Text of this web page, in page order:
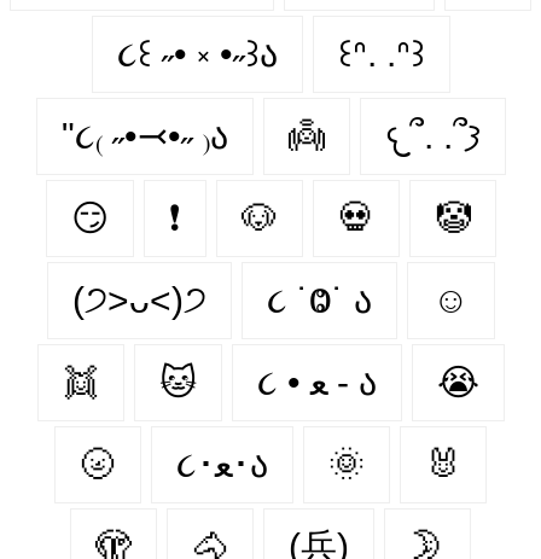
૮꒰ ˶• ༝ •˶꒱ა ꒰ᐢ. .ᐢ꒱
"૮₍ ˶•⤙•˶ ₎ა 👼 𐔌՞. .՞𐦯
😏 ❗ 🐶 💀 🤡
(੭˃ᴗ˂)੭ ૮ ˙Ⱉ˙ ა ☺
👯‍ 🐱 ૮ • ﻌ - ა 😭
🌝 ૮･ﻌ･ა 🌞 🐰
🫣 🐴 (兵) 🌛